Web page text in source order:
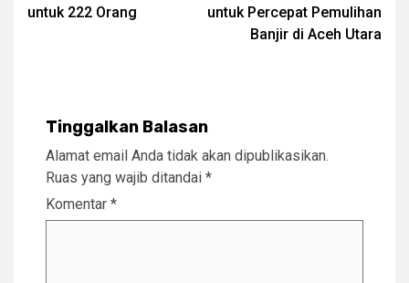
untuk 222 Orang
untuk Percepat Pemulihan
Banjir di Aceh Utara
Tinggalkan Balasan
Alamat email Anda tidak akan dipublikasikan.
Ruas yang wajib ditandai *
Komentar *